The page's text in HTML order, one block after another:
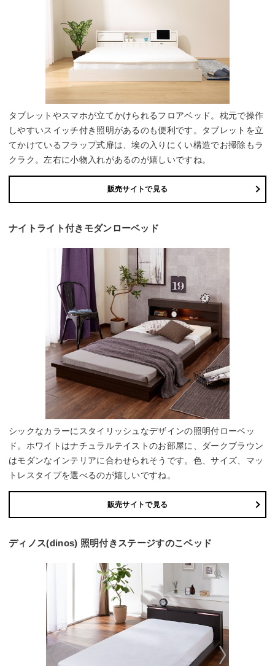
タブレットやスマホが立てかけられるフロアベッド。枕元で操作
しやすいスイッチ付き照明があるのも便利です。タブレットを立
てかけているフラップ式扉は、埃の入りにくい構造でお掃除もラ
クラク。左右に小物入れがあるのが嬉しいですね。
販売サイトで見る
ナイトライト付きモダンローベッド
シックなカラーにスタイリッシュなデザインの照明付ローベッ
ド。ホワイトはナチュラルテイストのお部屋に、ダークブラウン
はモダンなインテリアに合わせられそうです。色、サイズ、マッ
トレスタイプを選べるのが嬉しいですね。
販売サイトで見る
ディノス(dinos) 照明付きステージすのこベッド